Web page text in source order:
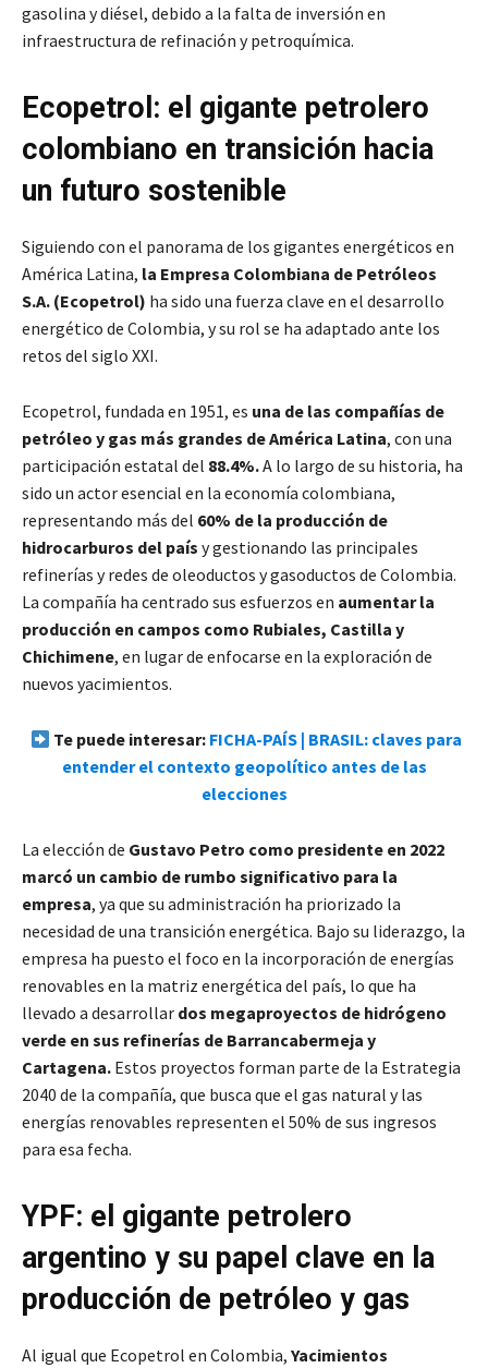
gasolina y diésel, debido a la falta de inversión en
infraestructura de refinación y petroquímica.
Ecopetrol: el gigante petrolero
colombiano en transición hacia
un futuro sostenible
Siguiendo con el panorama de los gigantes energéticos en
América Latina, la Empresa Colombiana de Petróleos
S.A. (Ecopetrol) ha sido una fuerza clave en el desarrollo
energético de Colombia, y su rol se ha adaptado ante los
retos del siglo XXI.
Ecopetrol, fundada en 1951, es una de las compañías de
petróleo y gas más grandes de América Latina, con una
participación estatal del 88.4%.A lo largo de su historia, ha
sido un actor esencial en la economía colombiana,
representando más del 60% de la producción de
hidrocarburos del país y gestionando las principales
refinerías y redes de oleoductos y gasoductos de Colombia.
La compañía ha centrado sus esfuerzos en aumentar la
producción en campos como Rubiales, Castilla y
Chichimene, en lugar de enfocarse en la exploración de
nuevos yacimientos.
Te puede interesar: FICHA-PAÍS | BRASIL: claves para
entender el contexto geopolítico antes de las
elecciones
La elección de Gustavo Petro como presidente en 2022
marcó un cambio de rumbo significativo para la
empresa, ya que su administración ha priorizado la
necesidad de una transición energética. Bajo su liderazgo, la
empresa ha puesto el foco en la incorporación de energías
renovables en la matriz energética del país, lo que ha
llevado a desarrollar dos megaproyectos de hidrógeno
verde en sus refinerías de Barrancabermeja y
Cartagena. Estos proyectos forman parte de la Estrategia
2040 de la compañía, que busca que el gas natural y las
energías renovables representen el 50% de sus ingresos
para esa fecha.
YPF: el gigante petrolero
argentino y su papel clave en la
producción de petróleo y gas
Al igual que Ecopetrol en Colombia, Yacimientos